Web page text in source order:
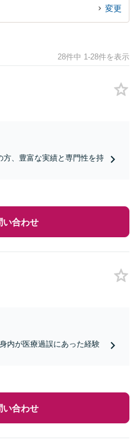
変更
28件中 1-28件を表示
方、豊富な実績と専門性を持
い合わせ
内が医療過誤にあった経験
い合わせ